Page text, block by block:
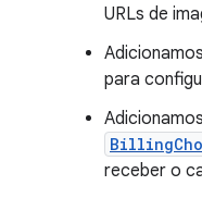
URLs de
Adicionamos
para
Adicionamos
receber o